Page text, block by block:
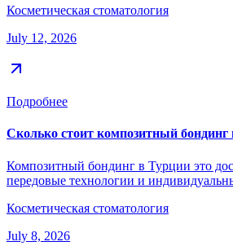
Косметическая стоматология
July 12, 2026
Подробнее
Сколько стоит композитный бондинг
Композитный бондинг в Турции это
передовые технологии и
Косметическая стоматология
July 8, 2026